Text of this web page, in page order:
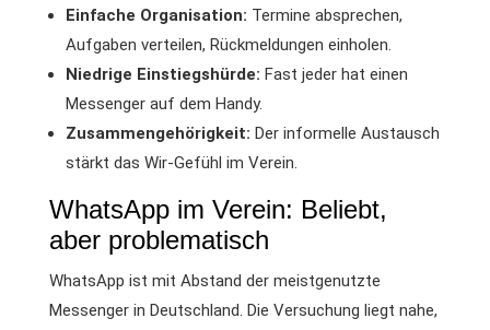
Einfache Organisation: Termine absprechen,
Aufgaben verteilen, Rückmeldungen einholen.
Niedrige Einstiegshürde: Fast jeder hat einen
Messenger auf dem Handy.
Zusammengehörigkeit: Der informelle Austausch
stärkt das Wir-Gefühl im Verein.
WhatsApp im Verein: Beliebt,
aber problematisch
WhatsApp ist mit Abstand der meistgenutzte
Messenger in Deutschland. Die Versuchung liegt nahe,